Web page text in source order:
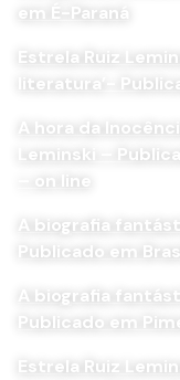
em É-Paraná
Estrela Ruiz
literatura’-
A hora da
Leminski –
– on line
A biografia
Publicado em
A biografia
Publicado em
Estrela Ruiz